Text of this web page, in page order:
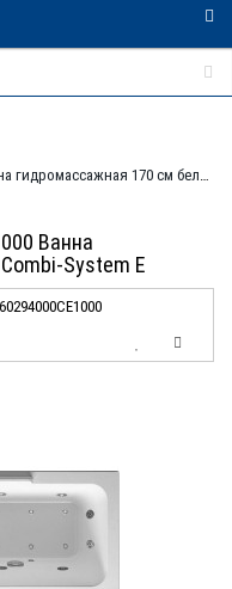
170 см белый Combi-System E
Ванна
System E